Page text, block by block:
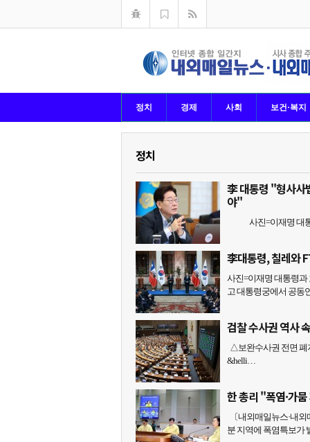
정치 경제 사회 보건·복지
정치
李 대통령 "형사사
야"
사진=이재명 대통
李대통령, 칠레와
사진=이재명 대통령과
고 대통령궁에서 공동
검찰 수사권 역사
△보완수사권 전면
&helli…
한 총리 "폭염·가
〔내외매일뉴스·내
분 지역에 폭염특보가